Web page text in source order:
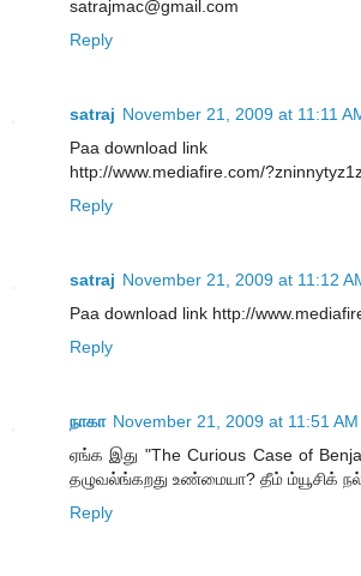
satrajmac@gmail.com
Reply
satraj November 21, 2009 at 11:11
Paa download link
http://www.mediafire.com/
Reply
satraj November 21, 2009 at 11:12
Paa download link http://
Reply
நாகா November 21, 2009 at 11:51 AM
ஏங்க இது "The Curious Case of
தழுவல்ங்கறது உண்மையா? தீம் ம்யூசிக்
Reply